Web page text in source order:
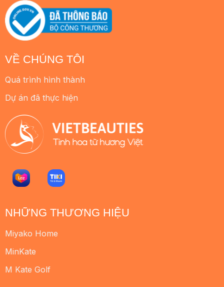
VỀ CHÚNG TÔI
Quá trình hình thành
Dự án đã thực hiện
NHỮNG THƯƠNG HIỆU
Miyako Home
MinKate
M Kate Golf